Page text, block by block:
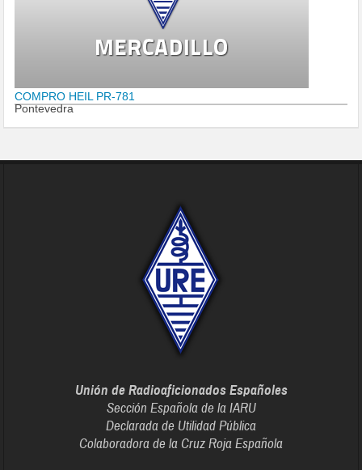
COMPRO HEIL PR-781
Pontevedra
Unión de Radioaficionados Españoles
Sección Española de la IARU
Declarada de Utilidad Pública
Colaboradora de la Cruz Roja Española